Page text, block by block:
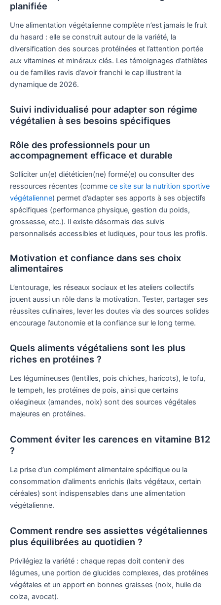
planifiée
Une alimentation végétalienne complète n’est jamais le fruit
du hasard : elle se construit autour de la variété, la
diversification des sources protéinées et l’attention portée
aux vitamines et minéraux clés. Les témoignages d’athlètes
ou de familles ravis d’avoir franchi le cap illustrent la
dynamique de 2026.
Suivi individualisé pour adapter son régime
végétalien à ses besoins spécifiques
Rôle des professionnels pour un
accompagnement efficace et durable
Solliciter un(e) diététicien(ne) formé(e) ou consulter des
ressources récentes (comme ce site sur la nutrition sportive
végétalienne) permet d’adapter ses apports à ses objectifs
spécifiques (performance physique, gestion du poids,
grossesse, etc.). Il existe désormais des suivis
personnalisés accessibles et ludiques, pour tous les profils.
Motivation et confiance dans ses choix
alimentaires
L’entourage, les réseaux sociaux et les ateliers collectifs
jouent aussi un rôle dans la motivation. Tester, partager ses
réussites culinaires, lever les doutes via des sources solides
encourage l’autonomie et la confiance sur le long terme.
Quels aliments végétaliens sont les plus
riches en protéines ?
Les légumineuses (lentilles, pois chiches, haricots), le tofu,
le tempeh, les protéines de pois, ainsi que certains
oléagineux (amandes, noix) sont des sources végétales
majeures en protéines.
Comment éviter les carences en vitamine B12
?
La prise d’un complément alimentaire spécifique ou la
consommation d’aliments enrichis (laits végétaux, certain
céréales) sont indispensables dans une alimentation
végétalienne.
Comment rendre ses assiettes végétaliennes
plus équilibrées au quotidien ?
Privilégiez la variété : chaque repas doit contenir des
légumes, une portion de glucides complexes, des protéines
végétales et un apport en bonnes graisses (noix, huile de
colza, avocat).